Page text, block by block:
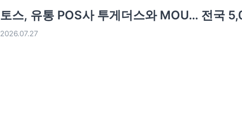
토스, 유통 POS사 투게더스와 MOU… 전국
2026.07.27